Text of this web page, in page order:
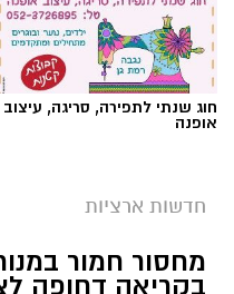
חוג שנתי לתפירה, סריגה, עיצוב
אופנה
חדשות ארציות
מחסור חמור
בקריאה דחופה